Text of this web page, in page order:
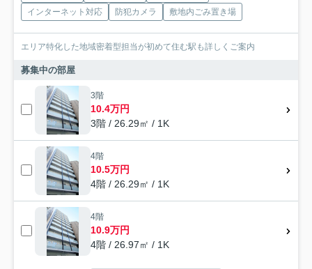
インターネット対応
防犯カメラ 敷地内ごみ置き場
エリア特化した地域密着型担当が初めて住む駅も詳しくご案内
募集中の部屋
3階
10.4万円
3階 / 26.29㎡ / 1K
4階
10.5万円
4階 / 26.29㎡ / 1K
4階
10.9万円
4階 / 26.97㎡ / 1K